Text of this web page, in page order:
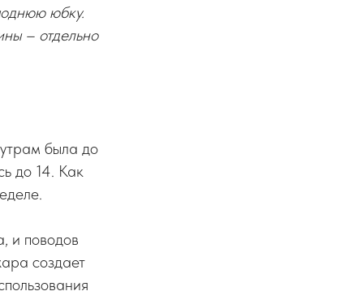
юбку.
– отдельно
была до
до 14. Как
и поводов
создает